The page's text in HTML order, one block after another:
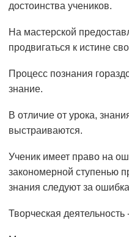
достоинства учеников.
На мастерской
продвигаться к истине
Процесс познания
знание.
В отличие от урока,
выстраиваются.
Ученик имеет право на
закономерной ступенью
знания следуют за
Творческая